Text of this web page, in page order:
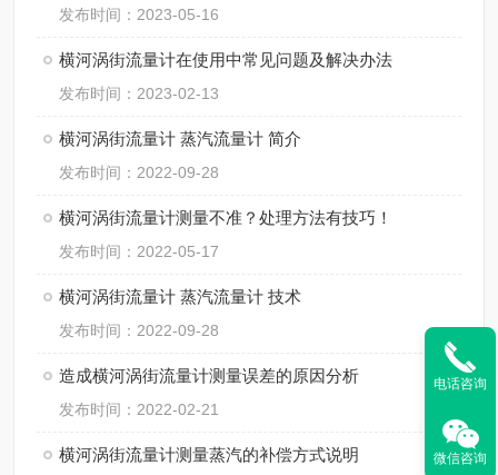
发布时间：2023-05-16
横河涡街流量计在使用中常见问题及解决办法
发布时间：2023-02-13
横河涡街流量计 蒸汽流量计 简介
发布时间：2022-09-28
横河涡街流量计测量不准？处理方法有技巧！
发布时间：2022-05-17
横河涡街流量计 蒸汽流量计 技术
发布时间：2022-09-28
造成横河涡街流量计测量误差的原因分析
发布时间：2022-02-21
横河涡街流量计测量蒸汽的补偿方式说明
电话咨询
微信咨询